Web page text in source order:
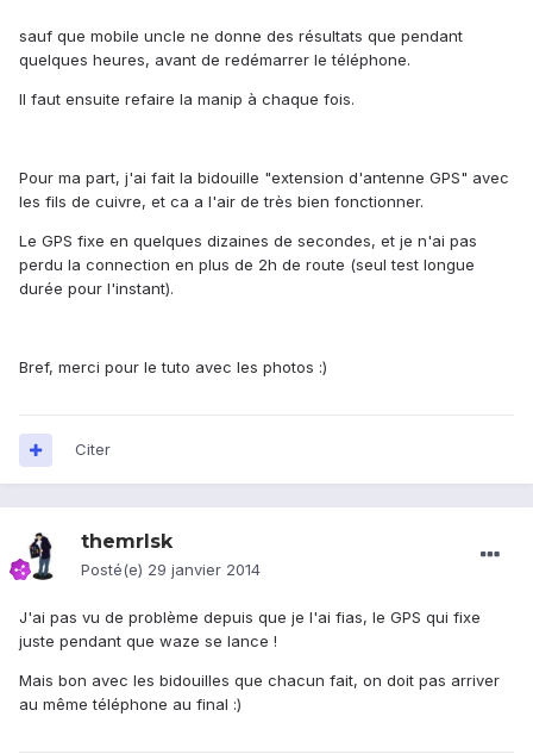
sauf que mobile uncle ne donne des résultats que pendant
quelques heures, avant de redémarrer le téléphone.
Il faut ensuite refaire la manip à chaque fois.
Pour ma part, j'ai fait la bidouille "extension d'antenne GPS" avec
les fils de cuivre, et ca a l'air de très bien fonctionner.
Le GPS fixe en quelques dizaines de secondes, et je n'ai pas
perdu la connection en plus de 2h de route (seul test longue
durée pour l'instant).
Bref, merci pour le tuto avec les photos :)
Citer
themrlsk
Posté(e) 29 janvier 2014
J'ai pas vu de problème depuis que je l'ai fias, le GPS qui fixe
juste pendant que waze se lance !
Mais bon avec les bidouilles que chacun fait, on doit pas arriver
au même téléphone au final :)